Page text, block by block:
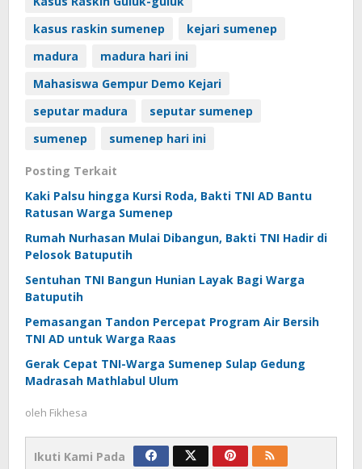
kasus raskin sumenep
kejari sumenep
madura
madura hari ini
Mahasiswa Gempur Demo Kejari
seputar madura
seputar sumenep
sumenep
sumenep hari ini
Posting Terkait
Kaki Palsu hingga Kursi Roda, Bakti TNI AD Bantu
Ratusan Warga Sumenep
Rumah Nurhasan Mulai Dibangun, Bakti TNI Hadir di
Pelosok Batuputih
Sentuhan TNI Bangun Hunian Layak Bagi Warga
Batuputih
Pemasangan Tandon Percepat Program Air Bersih
TNI AD untuk Warga Raas
Gerak Cepat TNI-Warga Sumenep Sulap Gedung
Madrasah Mathlabul Ulum
oleh Fikhesa
Ikuti Kami Pada